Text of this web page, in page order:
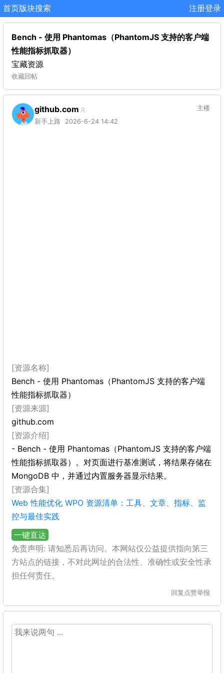
首页版块搜索 注册登录
Bench - 使用 Phantomas（PhantomJS 支持的客户端
性能指标抓取器）
宝藏资源
收藏回帖
github.com
新手上路 2026-6-24 14:42
主楼
[资源名称]
Bench - 使用 Phantomas（PhantomJS 支持的客户端
性能指标抓取器）
[资源来源]
github.com
[资源介绍]
- Bench - 使用 Phantomas（PhantomJS 支持的客户端
性能指标抓取器）。对页面进行基准测试，将结果存储在
MongoDB 中，并通过内置服务器显示结果。
[资源合集]
Web 性能优化 WPO 资源清单：工具、文章、指标、监
控与最佳实践
一键直达
免责声明: 请知悉后再访问。本网站仅公益提供指向第三
方站点的链接，不对此网址的合法性、准确性或安全性承
担任何责任。
回复 点赞举报